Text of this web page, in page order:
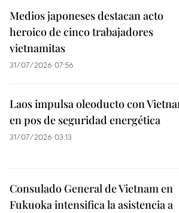
Medios japoneses destacan acto
heroico de cinco trabajadores
vietnamitas
31/07/2026 07:56
Laos impulsa oleoducto con
en pos de seguridad energética
31/07/2026 03:13
Consulado General de Vietnam en
Fukuoka intensifica la asistencia a